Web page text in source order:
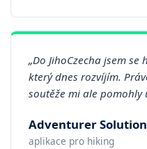
„Do JihoCzecha jsem
který dnes rozvíjím.
soutěže mi ale pomohly
Adventurer
aplikace pro hiking